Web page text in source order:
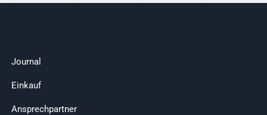
Journal
Einkauf
Ansprechpartner